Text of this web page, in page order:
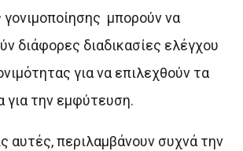
μπορούν να
διάφορες διαδικασίες ελέγχου
για να επιλεχθούν τα
για την εμφύτευση.
αυτές, περιλαμβάνουν συχνά την